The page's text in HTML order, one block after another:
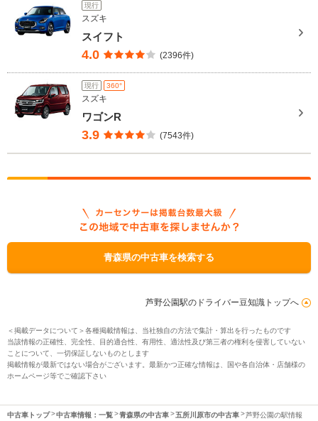
現行
スズキ
スイフト
4.0 (2396件)
現行 360°
スズキ
ワゴンR
3.9 (7543件)
青森県の中古車を検索する
芦野公園駅のドライバー豆知識トップへ
＜掲載データについて＞各種掲載情報は、当社独自の方法で集計・算出を行ったものです
当該情報の正確性、完全性、目的適合性、有用性、適法性及び第三者の権利を侵害していない
ことについて、一切保証しないものとします
掲載情報が最新ではない場合がございます。最新かつ正確な情報は、国や各自治体・店舗様の
ホームページ等でご確認下さい
中古車トップ 中古車情報：一覧 青森県の中古車 五所川原市の中古車 芦野公園の駅情報